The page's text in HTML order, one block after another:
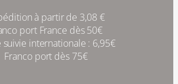
à partir de 3,08 €
port France dès 50€
suivie internationale : 6,95€
Franco port dès 75€